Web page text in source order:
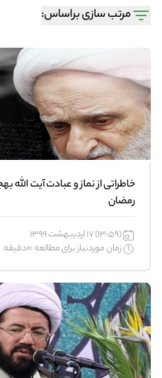
مرتب سازی براساس:
خاطراتی از نماز و عبادت آیت الله
رمضان
(13:59) 17 اردیبهشت 1399
زمان موردنیاز برای مطالعه :0دقیقه